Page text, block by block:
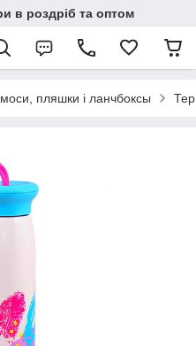
в роздріб та оптом
пляшки і ланчбоксы